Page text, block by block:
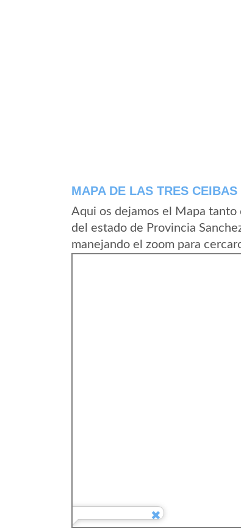
MAPA DE LAS TRES CEIBAS
Aqui os dejamos el Mapa tanto
del estado de Provincia
manejando el zoom para